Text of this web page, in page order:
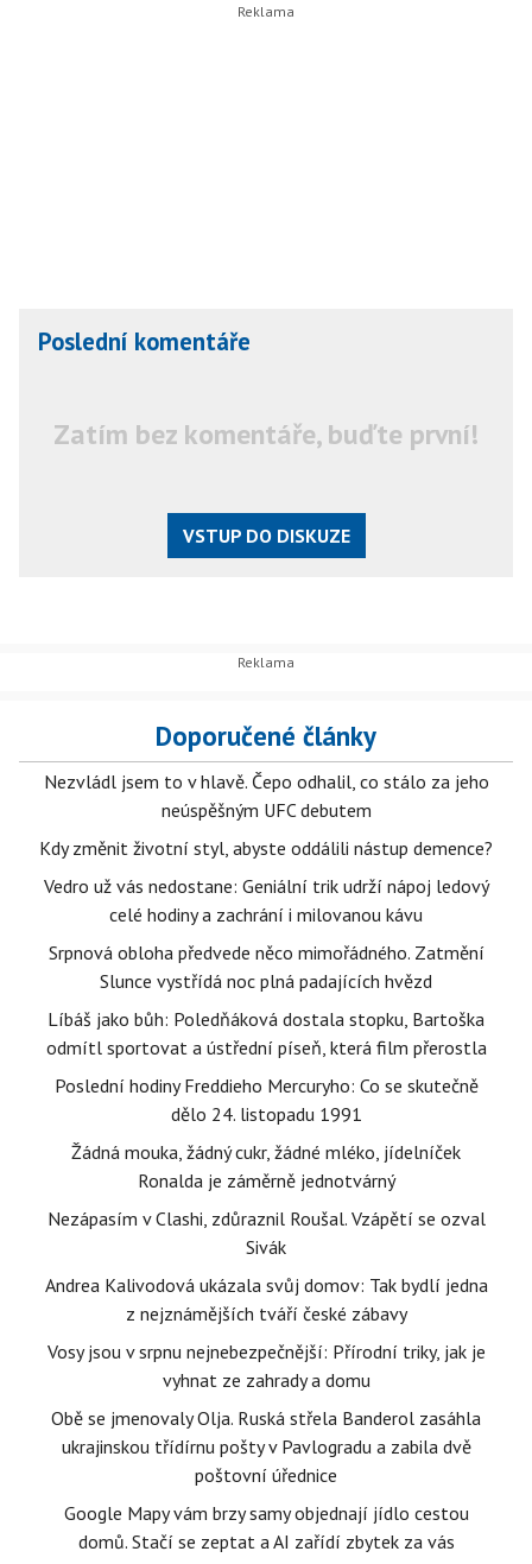
Poslední komentáře
Zatím bez komentáře, buďte první!
VSTUP DO DISKUZE
Doporučené články
Nezvládl jsem to v hlavě. Čepo odhalil, co stálo za jeho
neúspěšným UFC debutem
Kdy změnit životní styl, abyste oddálili nástup demence?
Vedro už vás nedostane: Geniální trik udrží nápoj ledový
celé hodiny a zachrání i milovanou kávu
Srpnová obloha předvede něco mimořádného. Zatmění
Slunce vystřídá noc plná padajících hvězd
Líbáš jako bůh: Poledňáková dostala stopku, Bartoška
odmítl sportovat a ústřední píseň, která film přerostla
Poslední hodiny Freddieho Mercuryho: Co se skutečně
dělo 24. listopadu 1991
Žádná mouka, žádný cukr, žádné mléko, jídelníček
Ronalda je záměrně jednotvárný
Nezápasím v Clashi, zdůraznil Roušal. Vzápětí se ozval
Sivák
Andrea Kalivodová ukázala svůj domov: Tak bydlí jedna
z nejznámějších tváří české zábavy
Vosy jsou v srpnu nejnebezpečnější: Přírodní triky, jak je
vyhnat ze zahrady a domu
Obě se jmenovaly Olja. Ruská střela Banderol zasáhla
ukrajinskou třídírnu pošty v Pavlogradu a zabila dvě
poštovní úřednice
Google Mapy vám brzy samy objednají jídlo cestou
domů. Stačí se zeptat a AI zařídí zbytek za vás